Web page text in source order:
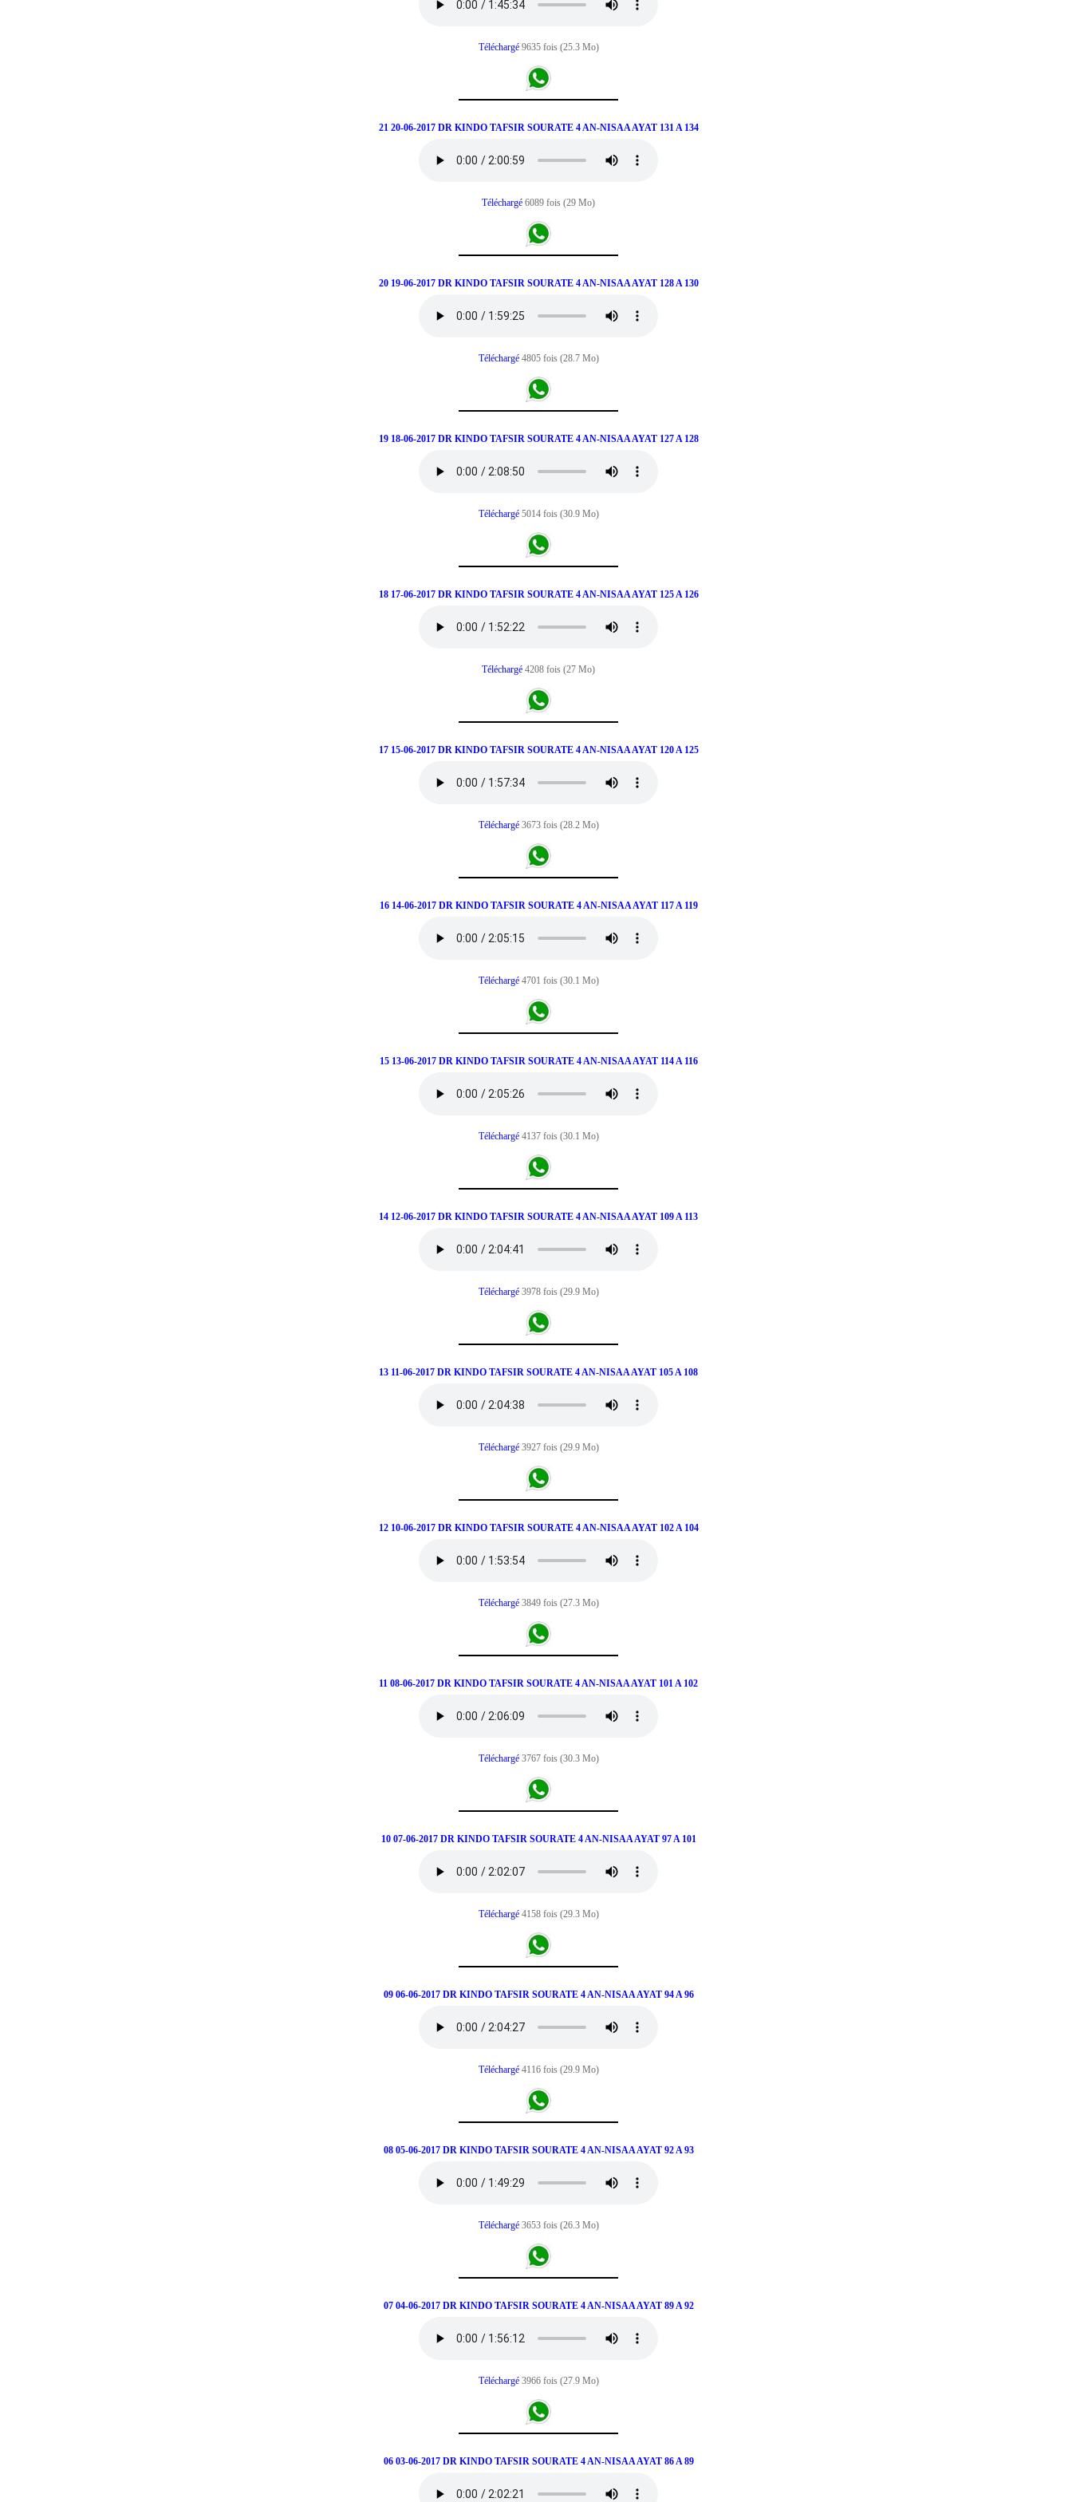
Téléchargé 9635 fois (25.3 Mo)
21 20-06-2017 DR KINDO TAFSIR SOURATE 4 AN-NISAA AYAT 131 A 134
Téléchargé 6089 fois (29 Mo)
20 19-06-2017 DR KINDO TAFSIR SOURATE 4 AN-NISAA AYAT 128 A 130
Téléchargé 4805 fois (28.7 Mo)
19 18-06-2017 DR KINDO TAFSIR SOURATE 4 AN-NISAA AYAT 127 A 128
Téléchargé 5014 fois (30.9 Mo)
18 17-06-2017 DR KINDO TAFSIR SOURATE 4 AN-NISAA AYAT 125 A 126
Téléchargé 4208 fois (27 Mo)
17 15-06-2017 DR KINDO TAFSIR SOURATE 4 AN-NISAA AYAT 120 A 125
Téléchargé 3673 fois (28.2 Mo)
16 14-06-2017 DR KINDO TAFSIR SOURATE 4 AN-NISAA AYAT 117 A 119
Téléchargé 4701 fois (30.1 Mo)
15 13-06-2017 DR KINDO TAFSIR SOURATE 4 AN-NISAA AYAT 114 A 116
Téléchargé 4137 fois (30.1 Mo)
14 12-06-2017 DR KINDO TAFSIR SOURATE 4 AN-NISAA AYAT 109 A 113
Téléchargé 3978 fois (29.9 Mo)
13 11-06-2017 DR KINDO TAFSIR SOURATE 4 AN-NISAA AYAT 105 A 108
Téléchargé 3927 fois (29.9 Mo)
12 10-06-2017 DR KINDO TAFSIR SOURATE 4 AN-NISAA AYAT 102 A 104
Téléchargé 3849 fois (27.3 Mo)
11 08-06-2017 DR KINDO TAFSIR SOURATE 4 AN-NISAA AYAT 101 A 102
Téléchargé 3767 fois (30.3 Mo)
10 07-06-2017 DR KINDO TAFSIR SOURATE 4 AN-NISAA AYAT 97 A 101
Téléchargé 4158 fois (29.3 Mo)
09 06-06-2017 DR KINDO TAFSIR SOURATE 4 AN-NISAA AYAT 94 A 96
Téléchargé 4116 fois (29.9 Mo)
08 05-06-2017 DR KINDO TAFSIR SOURATE 4 AN-NISAA AYAT 92 A 93
Téléchargé 3653 fois (26.3 Mo)
07 04-06-2017 DR KINDO TAFSIR SOURATE 4 AN-NISAA AYAT 89 A 92
Téléchargé 3966 fois (27.9 Mo)
06 03-06-2017 DR KINDO TAFSIR SOURATE 4 AN-NISAA AYAT 86 A 89